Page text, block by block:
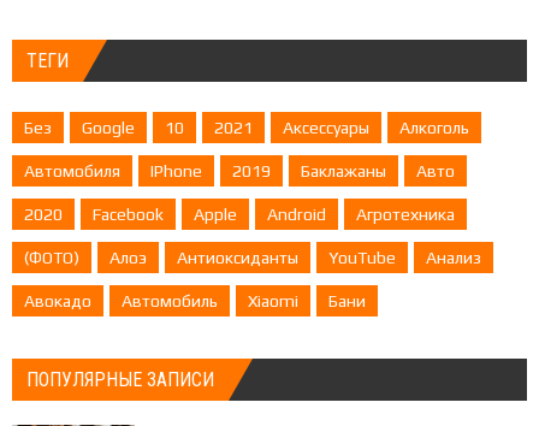
ТЕГИ
Без Google 10 2021 Аксессуары Алкоголь
Автомобиля IPhone 2019 Баклажаны Авто
2020 Facebook Apple Android Агротехника
(ФОТО) Алоэ Антиоксиданты YouTube Анализ
Авокадо Автомобиль Xiaomi Бани
ПОПУЛЯРНЫЕ ЗАПИСИ